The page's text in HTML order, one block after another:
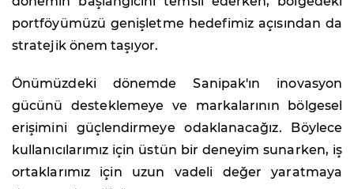
portföyümüzü genişletme hedefimiz açısından da
stratejik önem taşıyor.
Önümüzdeki dönemde Sanipak'ın inovasyon
gücünü desteklemeye ve markalarının bölgesel
erişimini güçlendirmeye odaklanacağız. Böylece
kullanıcılarımız için üstün bir deneyim sunarken, iş
ortaklarımız için uzun vadeli değer yaratmaya